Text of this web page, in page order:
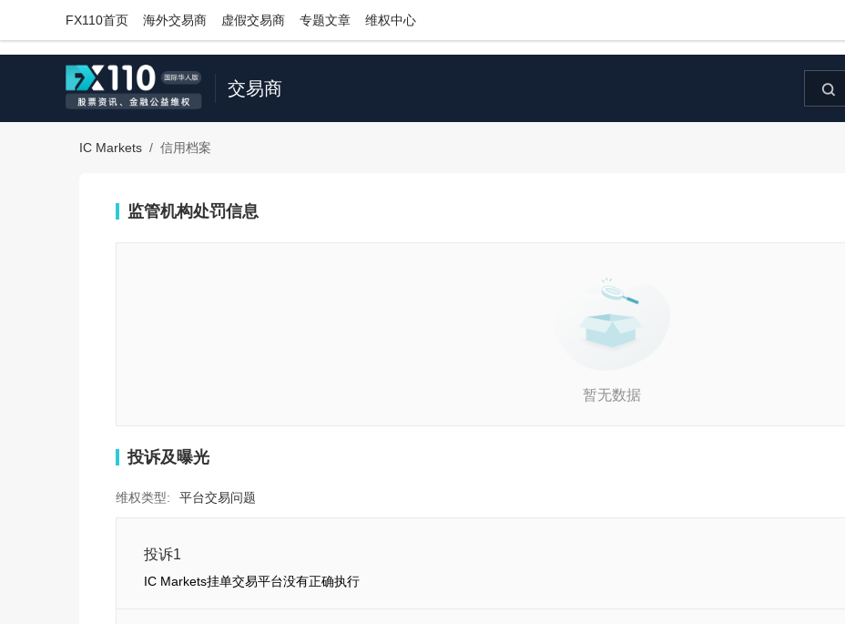
FX110首页
海外交易商 虚假交易商 专题文章 维权中心
交易商 
IC Markets / 信用档案
监管机构处罚信息
暂无数据
投诉及曝光
维权类型: 平台交易问题
投诉1
IC Markets挂单交易平台没有正确执行